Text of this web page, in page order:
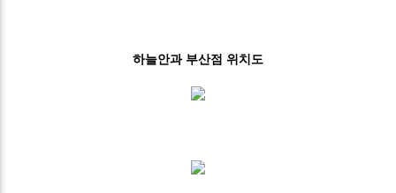
하늘안과 부산점 위치도